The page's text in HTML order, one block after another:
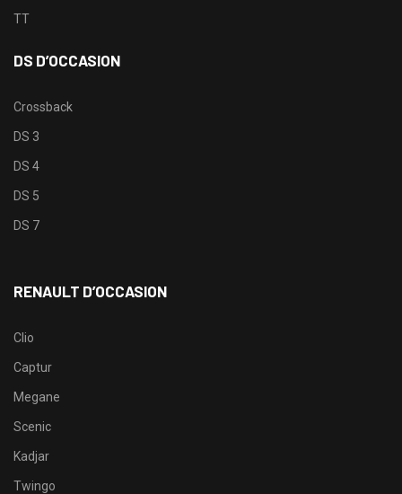
TT
DS D’OCCASION
Crossback
DS 3
DS 4
DS 5
DS 7
RENAULT D’OCCASION
Clio
Captur
Megane
Scenic
Kadjar
Twingo